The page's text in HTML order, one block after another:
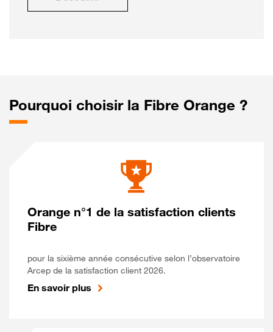
Pourquoi choisir la Fibre Orange ?
Orange n°1 de la satisfaction clients
Fibre
pour la sixième année consécutive selon l’observatoire
Arcep de la satisfaction client 2026.
En savoir plus